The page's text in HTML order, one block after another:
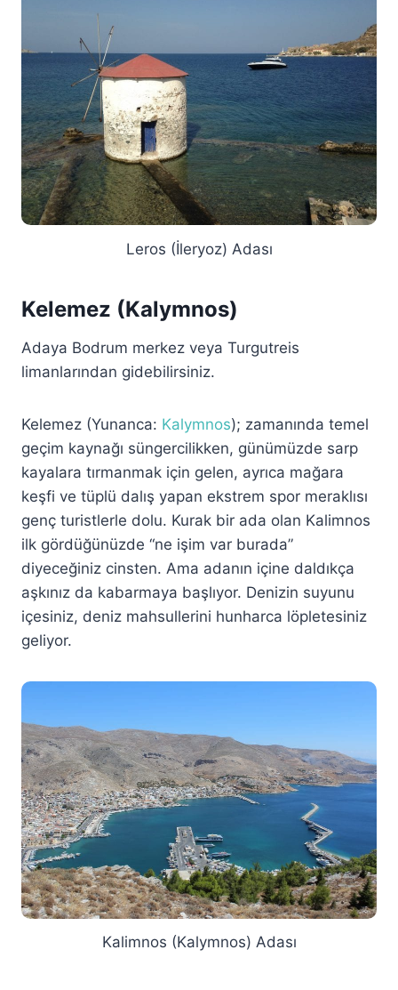
Leros (İleryoz) Adası
Kelemez (Kalymnos)
Adaya Bodrum merkez veya Turgutreis
limanlarından gidebilirsiniz.
Kelemez (Yunanca: Kalymnos); zamanında temel
geçim kaynağı süngercilikken, günümüzde sarp
kayalara tırmanmak için gelen, ayrıca mağara
keşfi ve tüplü dalış yapan ekstrem spor meraklısı
genç turistlerle dolu. Kurak bir ada olan Kalimnos
ilk gördüğünüzde “ne işim var burada”
diyeceğiniz cinsten. Ama adanın içine daldıkça
aşkınız da kabarmaya başlıyor. Denizin suyunu
içesiniz, deniz mahsullerini hunharca löpletesiniz
geliyor.
Kalimnos (Kalymnos) Adası